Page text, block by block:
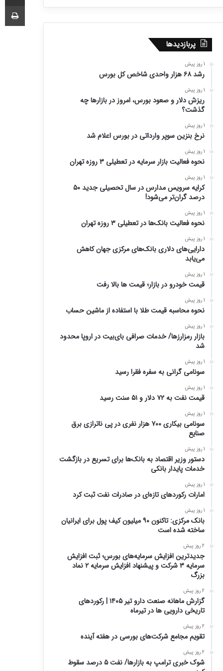
پربازدیدها
1 روز پیش
رشد ۶۸ هزار واحدی شاخص کل بورس
1 روز پیش
ریزش دلار و صعود بورس، امروز در بازارها چه
گذشت؟
1 روز پیش
نرخ بنزین سوپر وارداتی در بورس اعلام شد
1 روز پیش
نحوه فعالیت بازار سرمایه در تعطیلی ۳ روزه تهران
1 روز پیش
کرایه سرویس مدارس در سال تحصیلی جدید ۵۰
درصد گران‌تر می‌شود!
1 روز پیش
نحوه فعالیت بانک‌ها در تعطیلی ۳ روزه تهران
1 روز پیش
دارایی‌های دلاری بانک‌های مرکزی جهان کاهش
می‌یابد
1 روز پیش
قیمت خودرو در بازار؛ قیمت ها بالا رفت
1 روز پیش
نحوه محاسبه قیمت طلا با استفاده از ماشین حساب
1 روز پیش
بازار رمزارزها/ خدمات صرافی بای‌بیت در اروپا محدود
شد
1 روز پیش
سونامی گرانی به سفره فقرا رسید
1 روز پیش
قیمت نفت به ۷۲ دلار و ۵۱ سنت رسید
1 روز پیش
سونامی بیکاری ۷۰۰ هزار نفری در پی ناترازی برق
صنایع
1 روز پیش
دستور وزیر اقتصاد به بانک‌ها برای تسریع در بازگشت
خدمات پایدار بانکی
1 روز پیش
امارات رکورد‌های تازه‌ای در صادرات نفت ثبت کرد
1 روز پیش
بانک مرکزی: تاکنون ۹۰ میلیون کیف پول برای ایرانیان
ساخته شده است
2 روز پیش
جدیدترین افزایش سرمایه‌های بورس؛ ثبت افزایش
سرمایه ۳ شرکت و پیشنهاد افزایش سرمایه ۲ نماد
بزرگ
2 روز پیش
گزارش ماهانه صنعت دارو تیر ۱۴۰۵ | رکوردهای
تاریخی دارویی ها در تیرماه
2 روز پیش
تقویم مجامع شرکت‌های بورسی در هفته آینده
2 روز پیش
شوک خبری ترامپ به بازارها/ نفت ۵ درصد سقوط